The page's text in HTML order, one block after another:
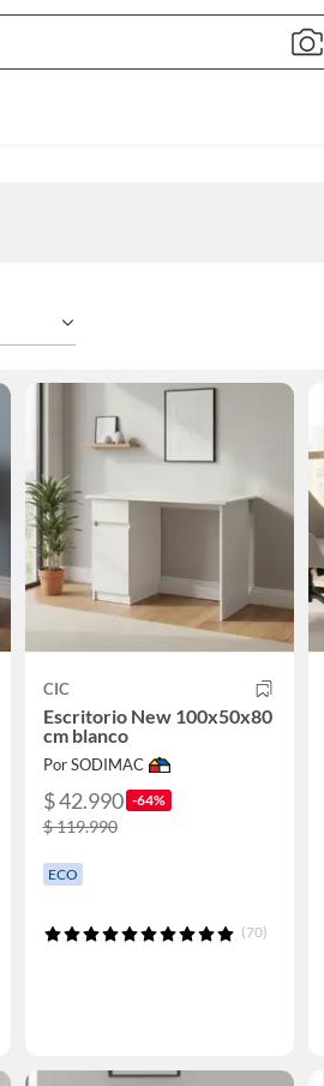
Bar
CIC
Escritorio New 100x50x80
cm blanco
Por SODIMAC
$ 42.990 -64%
$ 119.990
ECO
(70)